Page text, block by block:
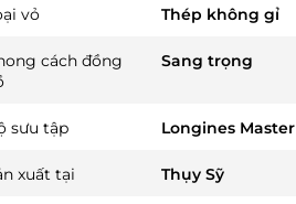
vỏ Thép không gỉ
cách đồng
Sang trọng
sưu tập Longines Master
xuất tại Thụy Sỹ